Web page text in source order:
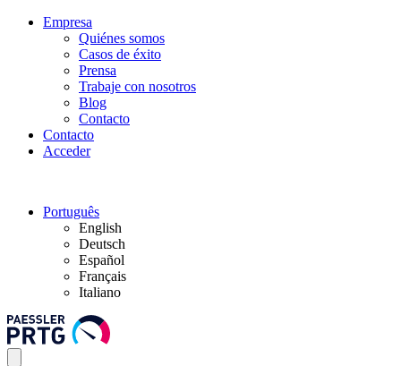
Empresa
Quiénes somos
Casos de éxito
Prensa
Trabaje con nosotros
Blog
Contacto
Contacto
Acceder
Português
English
Deutsch
Español
Français
Italiano